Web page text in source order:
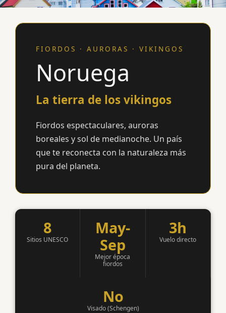
FIORDOS · AURORAS · VIKINGOS
Noruega
La tierra de los vikingos
Fiordos espectaculares, auroras
boreales y sol de medianoche. Un país
que te reconecta con la naturaleza más
pura del planeta.
8
Sitios UNESCO
May-
Sep
Mejor época
fiordos
3h
Vuelo directo
No
Visado (Schengen)